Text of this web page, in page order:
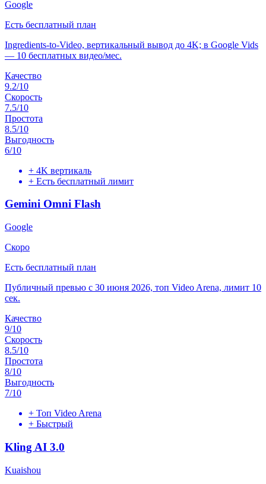
Google
Есть бесплатный план
Ingredients-to-Video, вертикальный вывод до 4K; в Google Vids
— 10 бесплатных видео/мес.
Качество
9.2/10
Скорость
7.5/10
Простота
8.5/10
Выгодность
6/10
+ 4K вертикаль
+ Есть бесплатный лимит
Gemini Omni Flash
Google
Скоро
Есть бесплатный план
Публичный превью с 30 июня 2026, топ Video Arena, лимит 10
сек.
Качество
9/10
Скорость
8.5/10
Простота
8/10
Выгодность
7/10
+ Топ Video Arena
+ Быстрый
Kling AI 3.0
Kuaishou